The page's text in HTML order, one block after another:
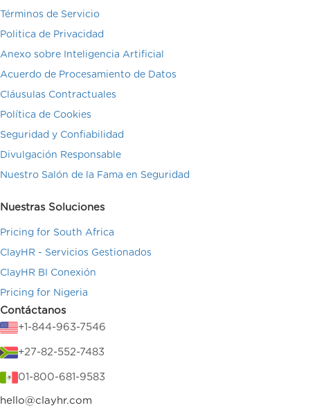
Términos de Servicio
Politica de Privacidad
Anexo sobre Inteligencia Artificial
Acuerdo de Procesamiento de Datos
Cláusulas Contractuales
Política de Cookies
Seguridad y Confiabilidad
Divulgación Responsable
Nuestro Salón de la Fama en Seguridad
Nuestras Soluciones
Pricing for South Africa
ClayHR - Servicios Gestionados
ClayHR BI Conexión
Pricing for Nigeria
Contáctanos
+1-844-963-7546
+27-82-552-7483
01-800-681-9583
hello@clayhr.com